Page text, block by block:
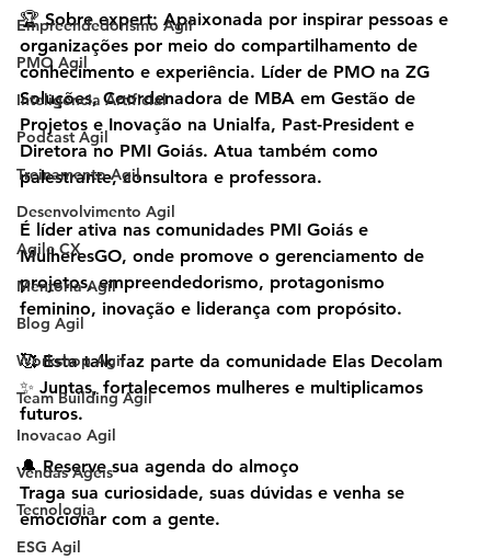
Empreendedorismo Agil
PMO Agil
Inteligencia Artificial
Podcast Agil
Treinamento Agil
Desenvolvimento Agil
Agile CX
Mentoria Agil
Blog Agil
Workshop Agil
Team Building Agil
Inovacao Agil
Vendas Ageis
Tecnologia
ESG Agil
🏆 Sobre expert: Apaixonada por inspirar pessoas e
organizações por meio do compartilhamento de
conhecimento e experiência. Líder de PMO na ZG
Soluções, Coordenadora de MBA em Gestão de
Projetos e Inovação na Unialfa, Past-President e
Diretora no PMI Goiás. Atua também como
palestrante, consultora e professora.
É líder ativa nas comunidades PMI Goiás e
MulheresGO, onde promove o gerenciamento de
projetos, empreendedorismo, protagonismo
feminino, inovação e liderança com propósito.
🥰 Esta talk faz parte da comunidade Elas Decolam
✨ Juntas, fortalecemos mulheres e multiplicamos
futuros.
🔔 Reserve sua agenda do almoço
Traga sua curiosidade, suas dúvidas e venha se
emocionar com a gente.